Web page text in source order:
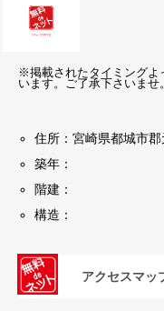
※掲載されたタイミングよ
います。ご了承下さいませ。
住所：宮崎県都城市
築年：
階建：
構造：
アクセスマッ